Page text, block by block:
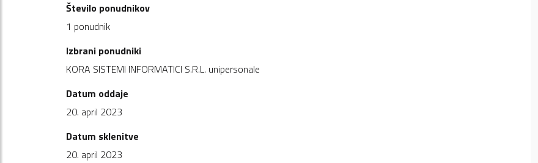
Število ponudnikov
1 ponudnik
Izbrani ponudniki
KORA SISTEMI INFORMATICI S.R.L. unipersonale
Datum oddaje
20. april 2023
Datum sklenitve
20. april 2023